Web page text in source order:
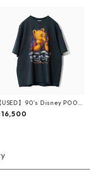
USED】90’s Disney POOH
Shirt XL